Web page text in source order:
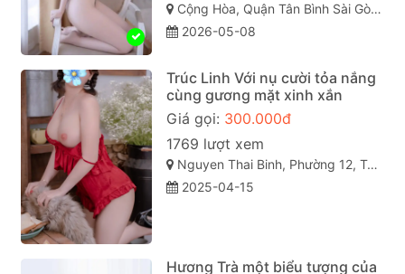
Cộng Hòa, Quận Tân Bình Sài Gòn ( TP. Hồ Chí Minh )
2026-05-08
Trúc Linh Với nụ cười tỏa nắng
cùng gương mặt xinh xắn
Giá gọi: 300.000đ
1769 lượt xem
Nguyen Thai Binh, Phường 12, Tân Bình, Thành phố Hồ Chí Minh
2025-04-15
Hương Trà một biểu tượng của